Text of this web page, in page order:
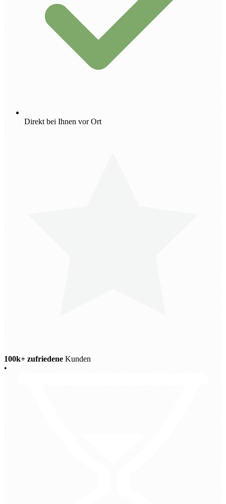
Direkt bei Ihnen vor Ort
100k+ zufriedene Kunden
•